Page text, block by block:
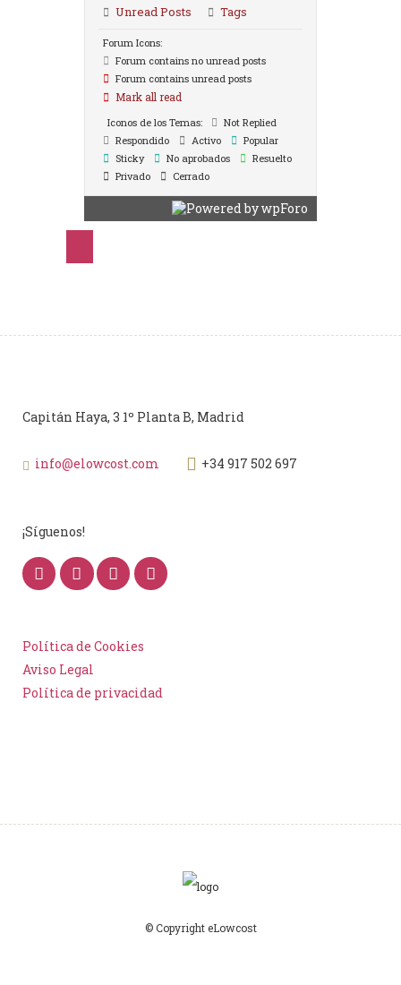
Unread Posts
Tags
Forum Icons:
Forum contains no unread posts
Forum contains unread posts
Mark all read
Iconos de los Temas:
Not Replied
Respondido
Activo
Popular
Sticky
No aprobados
Resuelto
Privado
Cerrado
Capitán Haya, 3 1º Planta B, Madrid
info@elowcost.com +34 917 502 697
¡Síguenos!
Política de Cookies
Aviso Legal
Política de privacidad
© Copyright eLowcost